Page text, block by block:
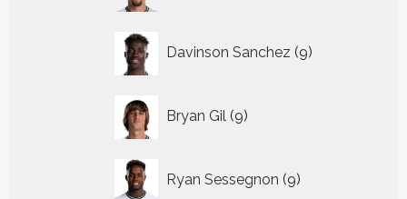
Davinson Sanchez 9
producten
Bryan Gil 9
producten
Ryan Sessegnon 9
producten